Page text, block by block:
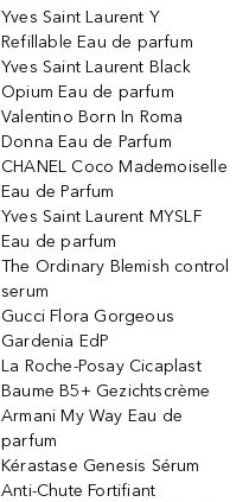
Yves Saint Laurent Y
Refillable Eau de parfum
Yves Saint Laurent Black
Opium Eau de parfum
Valentino Born In Roma
Donna Eau de Parfum
CHANEL Coco Mademoiselle
Eau de Parfum
Yves Saint Laurent MYSLF
Eau de parfum
The Ordinary Blemish control
serum
Gucci Flora Gorgeous
Gardenia EdP
La Roche-Posay Cicaplast
Baume B5+ Gezichtscrème
Armani My Way Eau de
parfum
Kérastase Genesis Sérum
Anti-Chute Fortifiant